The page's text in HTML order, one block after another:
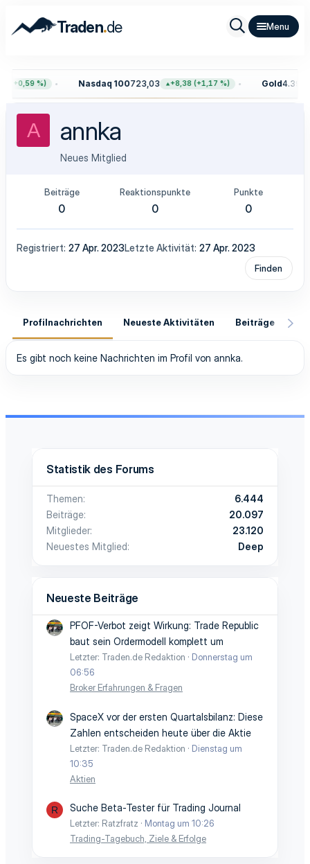
Traden.de
(+0,59 %) Nasdaq 100723,03 +8,38 (+1,17 %) Gold
A annka
Neues Mitglied
Beiträge
0
Reaktionspunkte
0
Punkte
0
Registriert 27 Apr. 2023Letzte Aktivität 27 Apr. 2023
Finden
Profilnachrichten Neueste Aktivitäten Beiträge
Es gibt noch keine Nachrichten im Profil von annka.
Statistik des Forums
Themen
6.444
Beiträge
20.097
Mitglieder
23.120
Neuestes Mitglied
Deep
Neueste Beiträge
PFOF-Verbot zeigt Wirkung: Trade Republic
baut sein Ordermodell komplett um
Letzter: Traden.de Redaktion
Donnerstag um
06:56
Broker Erfahrungen & Fragen
SpaceX vor der ersten Quartalsbilanz: Diese
Zahlen entscheiden heute über die Aktie
Letzter: Traden.de Redaktion
Dienstag um
10:35
Aktien
R Suche Beta-Tester für Trading Journal
Letzter: Ratzfratz
Montag um 10:26
Trading-Tagebuch, Ziele & Erfolge